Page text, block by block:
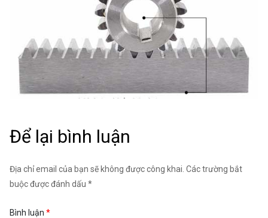
Để lại bình luận
Địa chỉ email của bạn sẽ không được công khai. Các trường bắt
buộc được đánh dấu *
Bình luận